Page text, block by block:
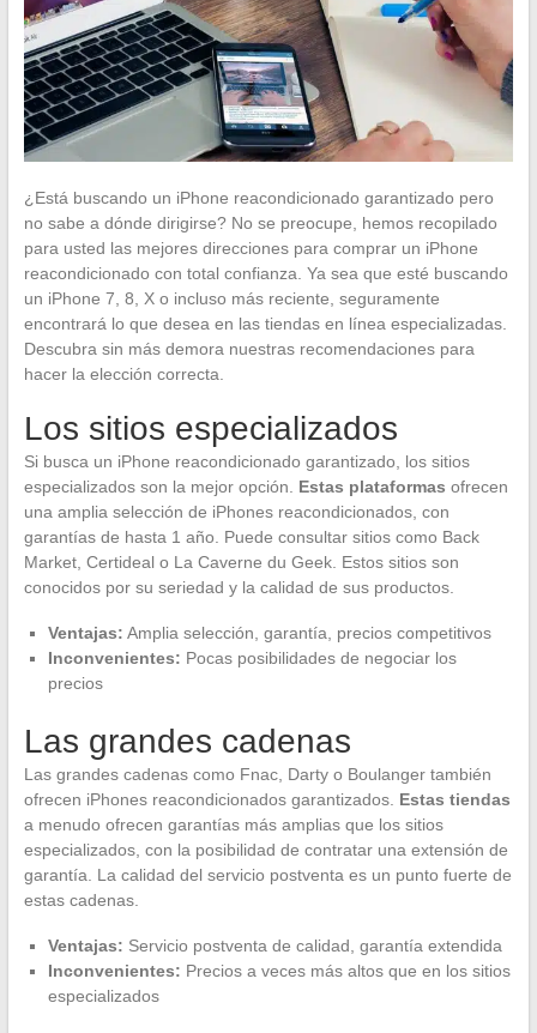
¿Está buscando un iPhone reacondicionado garantizado pero
no sabe a dónde dirigirse? No se preocupe, hemos recopilado
para usted las mejores direcciones para comprar un iPhone
reacondicionado con total confianza. Ya sea que esté buscando
un iPhone 7, 8, X o incluso más reciente, seguramente
encontrará lo que desea en las tiendas en línea especializadas.
Descubra sin más demora nuestras recomendaciones para
hacer la elección correcta.
Los sitios especializados
Si busca un iPhone reacondicionado garantizado, los sitios
especializados son la mejor opción. Estas plataformas ofrecen
una amplia selección de iPhones reacondicionados, con
garantías de hasta 1 año. Puede consultar sitios como Back
Market, Certideal o La Caverne du Geek. Estos sitios son
conocidos por su seriedad y la calidad de sus productos.
Ventajas: Amplia selección, garantía, precios competitivos
Inconvenientes: Pocas posibilidades de negociar los
precios
Las grandes cadenas
Las grandes cadenas como Fnac, Darty o Boulanger también
ofrecen iPhones reacondicionados garantizados. Estas tiendas
a menudo ofrecen garantías más amplias que los sitios
especializados, con la posibilidad de contratar una extensión de
garantía. La calidad del servicio postventa es un punto fuerte de
estas cadenas.
Ventajas: Servicio postventa de calidad, garantía extendida
Inconvenientes: Precios a veces más altos que en los sitios
especializados